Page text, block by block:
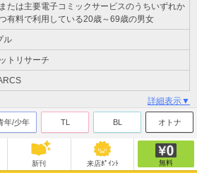
たは主要電子コミックサービスのうちいずれか
有料で利用している20歳～69歳の男女
ル
トリサーチ
詳細表示▼
年/少年 TL BL オトナ
新刊 来店ﾎﾟｲﾝﾄ 無料